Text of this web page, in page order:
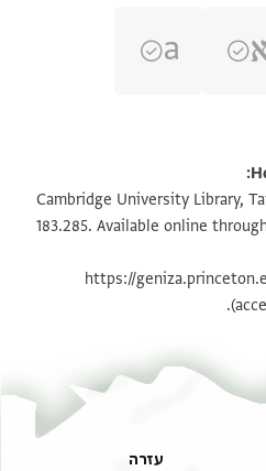
הגדל וסובב
Cambridge University Library,
183.285. Available online
https://
עזרה